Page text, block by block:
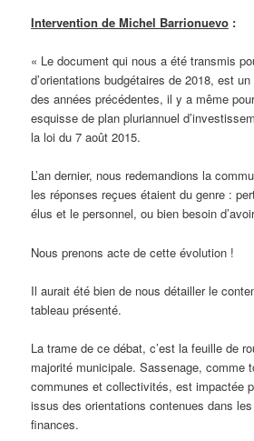
Intervention de Michel Barrionuevo :
« Le document qui nous a été transmis
d’orientations budgétaires de 2018, est
des années précédentes, il y a même
esquisse de plan pluriannuel
la loi du 7 août 2015.
L’an dernier, nous redemandions la
les réponses reçues étaient du genre :
élus et le personnel, ou bien besoin
Nous prenons acte de cette évolution !
Il aurait été bien de nous détailler le
tableau présenté.
La trame de ce débat, c’est la feuille de
majorité municipale. Sassenage, comme
communes et collectivités, est impactée
issus des orientations contenues dans
finances.